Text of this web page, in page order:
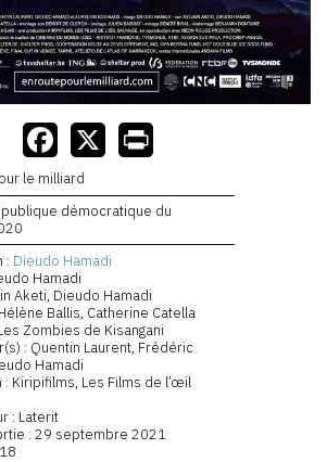
le milliard
démocratique du
: Dieudo Hamadi
Hamadi
Aketi, Dieudo Hamadi
Ballis, Catherine Catella
Zombies de Kisangani
: Quentin Laurent, Frédéric
Hamadi
: Kiripifilms, Les Films de l’œil
: Laterit
: 29 septembre 2021